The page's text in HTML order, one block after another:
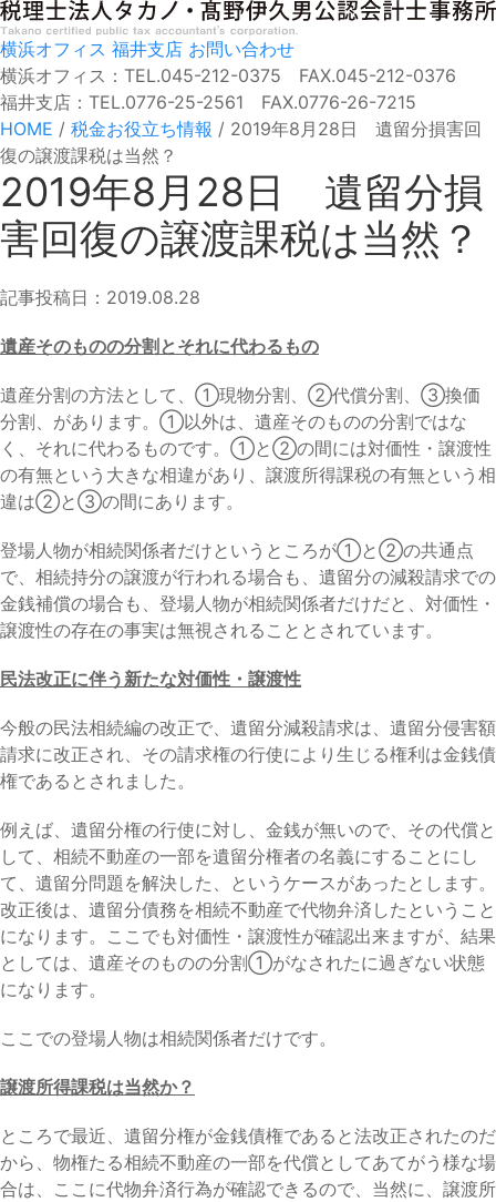
横浜オフィス 福井支店 お問い合わせ
横浜オフィス：TEL.045-212-0375 FAX.045-212-0376
福井支店：TEL.0776-25-2561 FAX.0776-26-7215
HOME / 税金お役立ち情報 / 2019年8月28日 遺留分損害回
復の譲渡課税は当然？
2019年8月28日 遺留分損
害回復の譲渡課税は当然？
記事投稿日：2019.08.28
遺産そのものの分割とそれに代わるもの
遺産分割の方法として、①現物分割、②代償分割、③換価
分割、があります。①以外は、遺産そのものの分割ではな
く、それに代わるものです。①と②の間には対価性・譲渡性
の有無という大きな相違があり、譲渡所得課税の有無という相
違は②と③の間にあります。
登場人物が相続関係者だけというところが①と②の共通点
で、相続持分の譲渡が行われる場合も、遺留分の減殺請求での
金銭補償の場合も、登場人物が相続関係者だけだと、対価性・
譲渡性の存在の事実は無視されることとされています。
民法改正に伴う新たな対価性・譲渡性
今般の民法相続編の改正で、遺留分減殺請求は、遺留分侵害額
請求に改正され、その請求権の行使により生じる権利は金銭債
権であるとされました。
例えば、遺留分権の行使に対し、金銭が無いので、その代償と
して、相続不動産の一部を遺留分権者の名義にすることにし
て、遺留分問題を解決した、というケースがあったとします。
改正後は、遺留分債務を相続不動産で代物弁済したということ
になります。ここでも対価性・譲渡性が確認出来ますが、結果
としては、遺産そのものの分割①がなされたに過ぎない状態
になります。
ここでの登場人物は相続関係者だけです。
譲渡所得課税は当然か？
ところで最近、遺留分権が金銭債権であると法改正されたのだ
から、物権たる相続不動産の一部を代償としてあてがう様な場
合は、ここに代物弁済行為が確認できるので、当然に、譲渡所